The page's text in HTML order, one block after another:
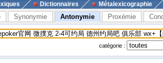
Dictionnaires Métalexicographie
Synonymie Antonymie Proxémie
catégorie :